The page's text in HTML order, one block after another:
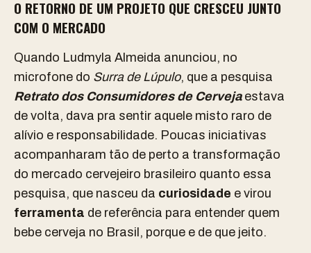
O RETORNO DE UM PROJETO QUE CRESCEU JUNTO
COM O MERCADO
Quando Ludmyla Almeida anunciou, no
microfone do Surra de Lúpulo, que a pesquisa
Retrato dos Consumidores de Cervejaestava
de volta, dava pra sentir aquele misto raro de
alívio e responsabilidade. Poucas iniciativas
acompanharam tão de perto a transformação
do mercado cervejeiro brasileiro quanto essa
pesquisa, que nasceu da curiosidade e virou
ferramenta de referência para entender quem
bebe cerveja no Brasil, porque e de que jeito.